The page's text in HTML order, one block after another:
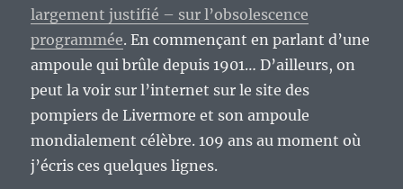
largement justifié – sur l’obsolescence
programmée. En commençant en parlant d’une
ampoule qui brûle depuis 1901… D’ailleurs, on
peut la voir sur l’internet sur le site des
pompiers de Livermore et son ampoule
mondialement célèbre. 109 ans au moment où
j’écris ces quelques lignes.